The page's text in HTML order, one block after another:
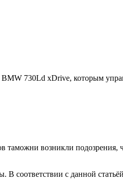
730Ld xDrive, которым
таможни возникли подозрения,
соответствии с данной